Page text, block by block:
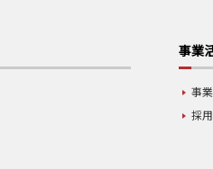
事業
事
採